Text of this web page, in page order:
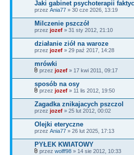
Jaki gabinet psychoterapii
przez Ania77 » 30 cze 2026, 13:19
Milczenie pszczół
przez jozef » 31 sty 2012, 21:10
działanie ziół na waroze
przez jozef » 29 paź 2017, 14:28
mrówki
przez jozef » 17 kwi 2011, 09:17
sposób na osy
przez jozef » 11 lis 2012, 19:50
Zagadka znikajacych pszczol
przez jozef » 25 lut 2012, 00:02
Olejki eteryczne
przez Ania77 » 26 lut 2025, 17:13
PYŁEK KWIATOWY
przez wolff98 » 14 sie 2012, 10:33